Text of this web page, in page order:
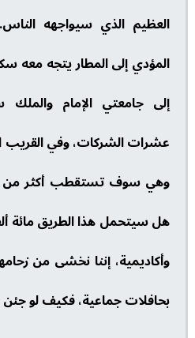
العظيم الذي سيواجهه
المؤدي إلى المطار يتجه
إلى جامعتي الإمام والملك
عشرات الشركات، وفي القريب
وهي سوف تستقطب أكثر من
هل سيتحمل هذا الطريق مائة
وأكاديمية، إننا نخشى من
بحافلات جماعية، فكيف لو